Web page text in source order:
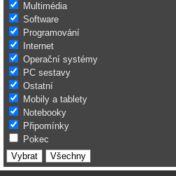
Multimédia
Software
Programování
Internet
Operační systémy
PC sestavy
Ostatní
Mobily a tablety
Notebooky
Připomínky
Pokec